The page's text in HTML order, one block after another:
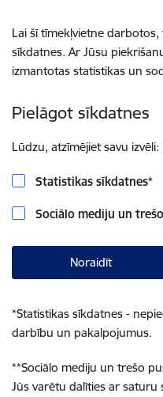
Lai šī tīmekļvietne
sīkdatnes. Ar Jūsu
izmantotas statistikas un
Pielāgot sīkdatnes
Lūdzu, atzīmējiet savu izvēli:
Statistikas sīkdatnes*
Sociālo mediju un
Noraidīt
*Statistikas sīkdatnes -
darbību un pakalpojumus.
**Sociālo mediju un trešo
Jūs varētu dalīties ar saturu